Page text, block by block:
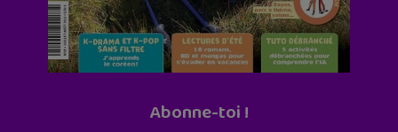
Abonne-toi !